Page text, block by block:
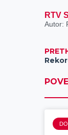
RTV
Autor: